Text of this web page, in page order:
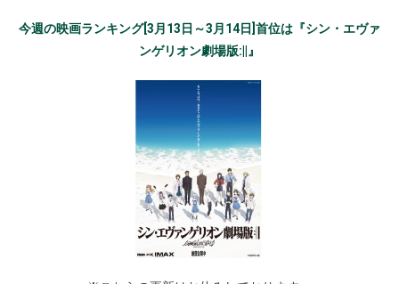
今週の映画ランキング[3月13日～3月14日]首位は『シン・エヴァ
ンゲリオン劇場版:||』